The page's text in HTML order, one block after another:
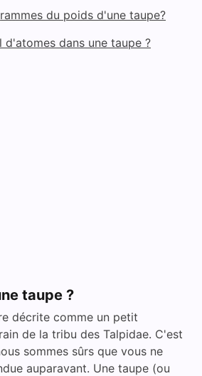
du poids d'une taupe?
dans une taupe ?
taupe ?
décrite comme un petit
de la tribu des Talpidae. C'est
sommes sûrs que vous ne
auparavant. Une taupe (ou